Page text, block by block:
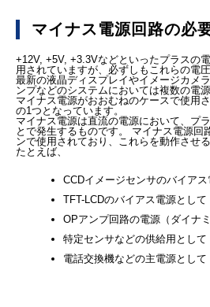
マイナス電源回路の必
+12V, +5V, +3.3Vなどといったプラスの
用されていますが、必ずしもこれらの電
最新の液晶ディスプレイやイメージカメ
ンプなどのシステムにおいては複数の電
マイナス電源がおおむねのケースで使用
の1つとなっています。
マイナス電源は直流の電源において、プ
とで発生するものです。 マイナス電源回
ンで使用されており、これらを動作させ
たとえば、
CCDイメージセンサのバイア
TFT-LCDのバイアス電源として
OPアンプ回路の電源（ダイナ
特定センサなどの供給用として
電話交換機などの主電源として